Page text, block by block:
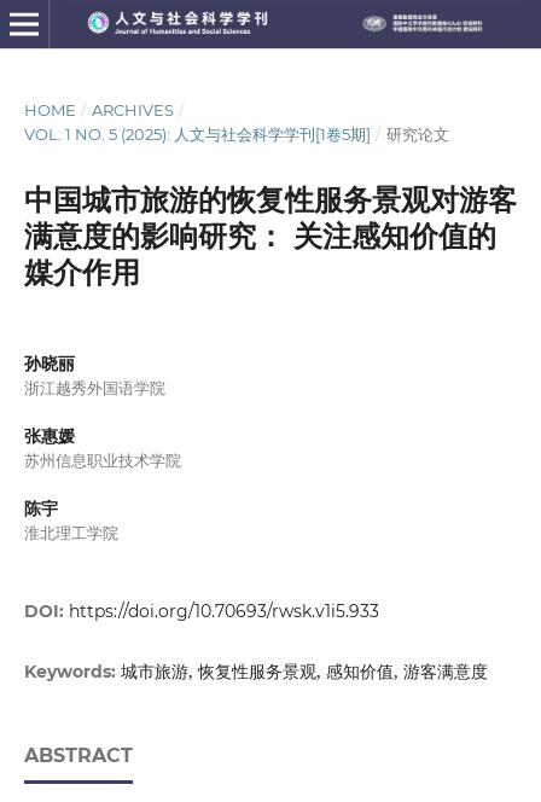
HOME / ARCHIVES /
VOL. 1 NO. 5 (2025): 人文与社会科学学刊[1卷5期] / 研究论文
中国城市旅游的恢复性服务景观对游客
满意度的影响研究： 关注感知价值的
媒介作用
孙晓丽
浙江越秀外国语学院
张惠媛
苏州信息职业技术学院
陈宇
淮北理工学院
DOI: https://doi.org/10.70693/rwsk.v1i5.933
Keywords: 城市旅游, 恢复性服务景观, 感知价值, 游客满意度
ABSTRACT